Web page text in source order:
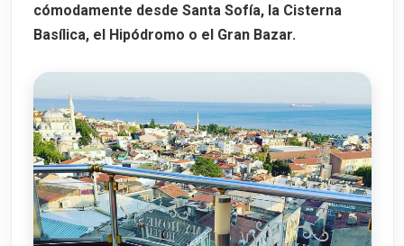
cómodamente desde Santa Sofía, la Cisterna
Basílica, el Hipódromo o el Gran Bazar.